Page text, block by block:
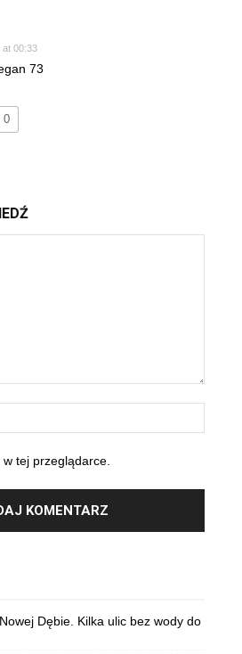
at 00:33
73
0
tej przeglądarce.
Dębie. Kilka ulic bez wody do